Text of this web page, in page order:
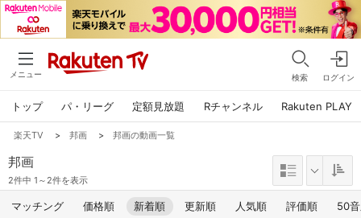
メニュー 検索 ログイン
トップ パ・リーグ 定額見放題 Rチャンネル Rakuten PLAY
楽天TV > 邦画 > 邦画の動画一覧
邦画
2件中 1～2件を表示
マッチング 価格順 新着順 更新順 人気順 評価順 50